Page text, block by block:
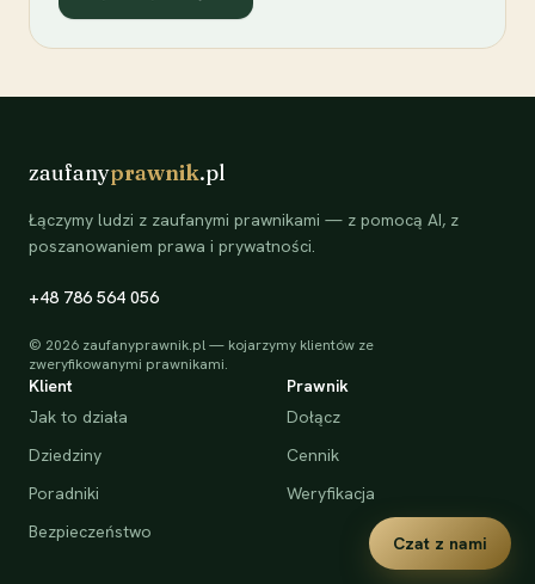
zaufanyprawnik.pl
Łączymy ludzi z zaufanymi prawnikami — z pomocą AI, z
poszanowaniem prawa i prywatności.
+48 786 564 056
© 2026 zaufanyprawnik.pl — kojarzymy klientów ze
zweryfikowanymi prawnikami.
Klient
Jak to działa
Dziedziny
Poradniki
Bezpieczeństwo
Prawnik
Dołącz
Cennik
Weryfikacja
Czat z nami